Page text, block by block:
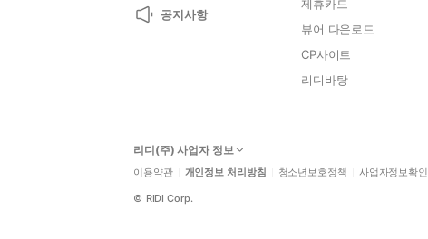
공지사항
제휴카드
뷰어 다운로드
CP사이트
리디바탕
리디(주) 사업자 정보
이용약관 개인정보 처리방침 청소년보호정책 사업자정보확인
© RIDI Corp.